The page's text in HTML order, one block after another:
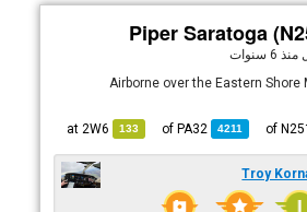
Piper Saratoga
منذ 6 سنوات
Airborne over the Eastern Shore
4211
PA32
133
2W6
Troy